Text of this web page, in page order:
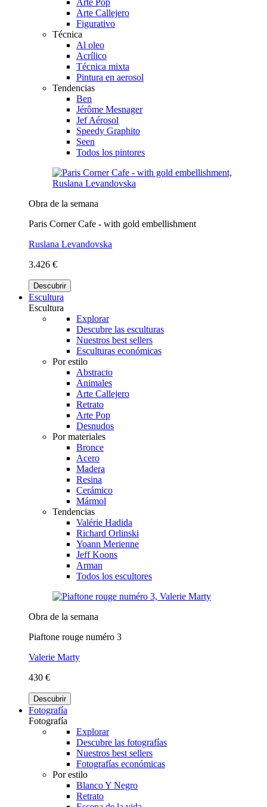
Arte Callejero
Figurativo
Técnica
Al oleo
Acrílico
Técnica mixta
Pintura en aerosol
Tendencias
Ben
Jérôme Mesnager
Jef Aérosol
Speedy Graphito
Seen
Todos los pintores
Obra de la semana
Paris Corner Cafe - with gold embellishment
Ruslana Levandovska
3.426 €
Descubrir
Escultura
Escultura
Explorar
Descubre las esculturas
Nuestros best sellers
Esculturas económicas
Por estilo
Abstracto
Animales
Arte Callejero
Retrato
Arte Pop
Desnudos
Por materiales
Bronce
Acero
Madera
Resina
Cerámico
Mármol
Tendencias
Valérie Hadida
Richard Orlinski
Yoann Merienne
Jeff Koons
Arman
Todos los escultores
Obra de la semana
Piaftone rouge numéro 3
Valerie Marty
430 €
Descubrir
Fotografía
Fotografía
Explorar
Descubre las fotografías
Nuestros best sellers
Fotografías económicas
Por estilo
Blanco Y Negro
Retrato